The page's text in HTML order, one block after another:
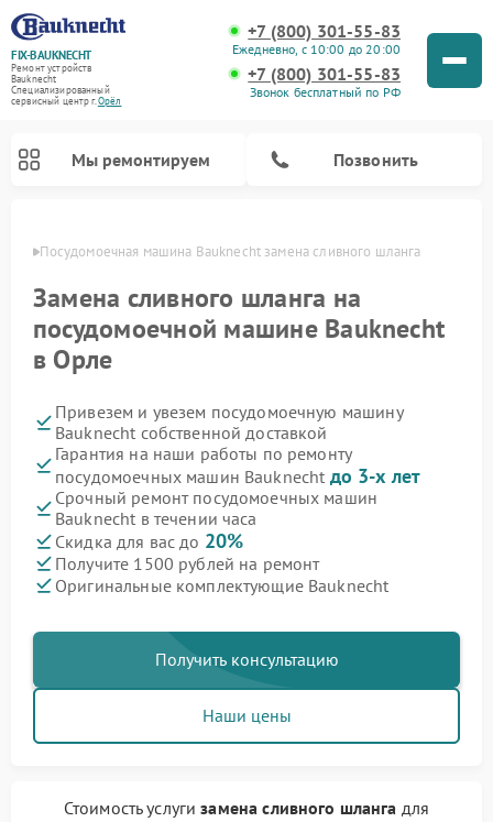
FIX-BAUKNECHT
Ремонт устройств
Bauknecht
Специализированный
cервисный центр г.Орёл
+7 (800) 301-55-83
Ежедневно, с 10:00 до 20:00
+7 (800) 301-55-83
Звонок бесплатный по РФ
Мы ремонтируем Позвонить
Посудомоечная машина Bauknecht замена сливного шланга
Замена сливного шланга на
посудомоечной машине Bauknecht
в Орле
Привезем и увезем посудомоечную машину
Bauknecht собственной доставкой
Гарантия на наши работы по ремонту
посудомоечных машин Bauknecht до 3-х лет
Срочный ремонт посудомоечных машин
Bauknecht в течении часа
Скидка для вас до 20%
Получите 1500 рублей на ремонт
Оригинальные комплектующие Bauknecht
Получить консультацию
Наши цены
Стоимость услугизамена сливного шланга для